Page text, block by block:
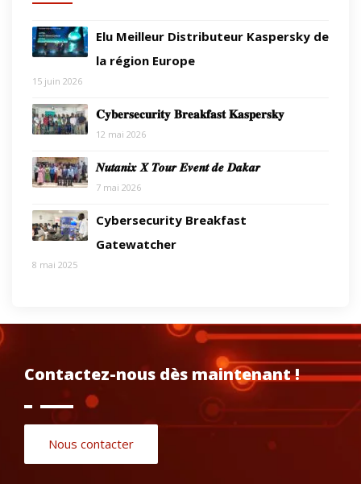
Elu Meilleur Distributeur Kaspersky de
la région Europe
15 juin 2026
𝐂𝐲𝐛𝐞𝐫𝐬𝐞𝐜𝐮𝐫𝐢𝐭𝐲 𝐁𝐫𝐞𝐚𝐤𝐟𝐚𝐬𝐭 𝐊𝐚𝐬𝐩𝐞𝐫𝐬𝐤𝐲
12 mai 2026
𝑵𝒖𝒕𝒂𝒏𝒊𝒙 𝑿 𝑻𝒐𝒖𝒓 𝑬𝒗𝒆𝒏𝒕 𝒅𝒆 𝑫𝒂𝒌𝒂𝒓
7 mai 2026
Cybersecurity Breakfast
Gatewatcher
8 mai 2025
Contactez-nous dès maintenant !
Nous contacter